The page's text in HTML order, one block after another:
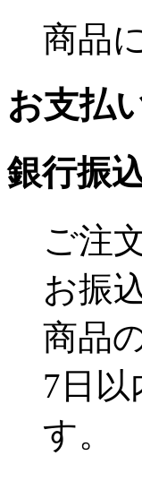
商品
お支払
銀行振
ご注
お振
商品
7日
す。